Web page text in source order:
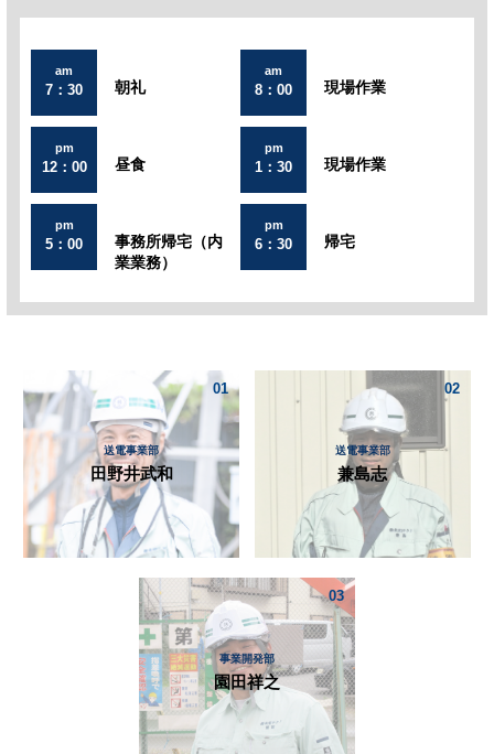
am
7：30 朝礼
am
8：00 現場作業
pm
12：00 昼食
pm
1：30 現場作業
pm
5：00 事務所帰宅 （内
業業務）
pm
6：30 帰宅
01
送電事業部
田野井武和
02
送電事業部
兼島志
03
事業開発部
園田祥之